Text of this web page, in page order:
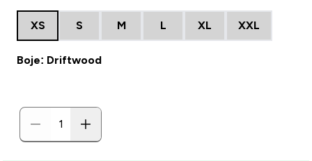
XS S M L XL XXL
Boje: Driftwood